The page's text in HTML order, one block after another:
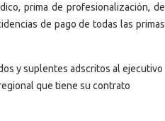
prima de profesionalización, de
de pago de todas las primas
y suplentes adscritos al ejecutivo
que tiene su contrato